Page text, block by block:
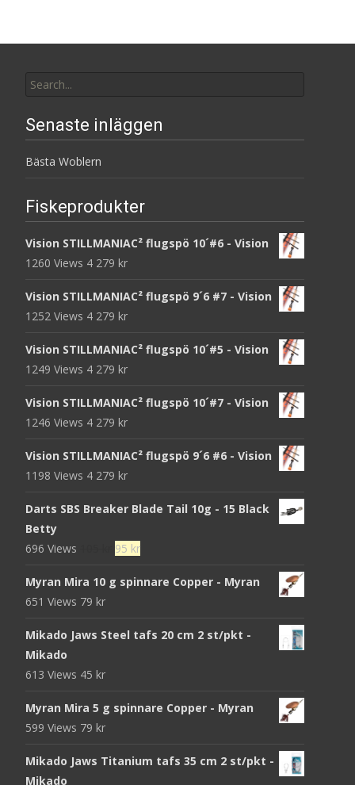
for:
Senaste inläggen
Bästa Woblern
Fiskeprodukter
Vision STILLMANIAC² flugspö 10´#6 - Vision
1260 Views 4 279 kr
Vision STILLMANIAC² flugspö 9´6 #7 - Vision
1252 Views 4 279 kr
Vision STILLMANIAC² flugspö 10´#5 - Vision
1249 Views 4 279 kr
Vision STILLMANIAC² flugspö 10´#7 - Vision
1246 Views 4 279 kr
Vision STILLMANIAC² flugspö 9´6 #6 - Vision
1198 Views 4 279 kr
Darts SBS Breaker Blade Tail 10g - 15 Black
Betty
696 Views
Det
priset
95 krDet
priset
Myran Mira 10 g spinnare Copper - Myran
651 Views 79 kr
Mikado Jaws Steel tafs 20 cm 2 st/pkt -
Mikado
613 Views 45 kr
Myran Mira 5 g spinnare Copper - Myran
599 Views 79 kr
Mikado Jaws Titanium tafs 35 cm 2 st/pkt -
Mikado